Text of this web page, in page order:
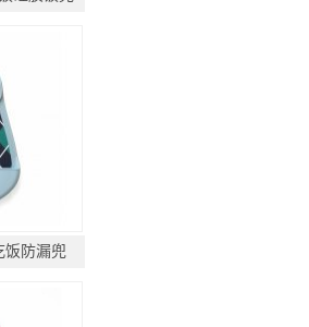
饭防漏兜